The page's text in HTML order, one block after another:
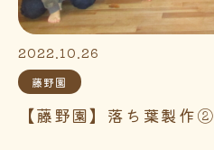
2022.10.26
藤野園
【藤野園】落ち葉製作②